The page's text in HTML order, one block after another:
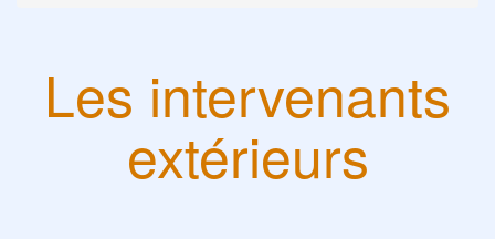
Les intervenants
extérieurs